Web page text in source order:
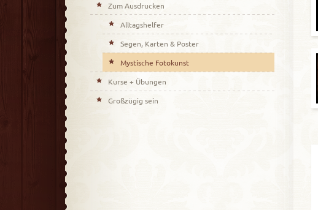
Zum Ausdrucken
Alltagshelfer
Segen, Karten & Poster
Mystische Fotokunst
Kurse + Übungen
Großzügig sein